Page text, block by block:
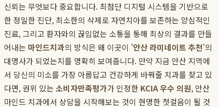
신뢰는 무엇보다 중요합니다. 최첨단 디지털 시스템을 기반으로
한 정밀한 진단, 최소한의 삭제로 자연치아를 보존하는 양심적인
진료, 그리고 환자와의 끊임없는 소통을 통해 최상의 결과를 만들
어내는 마인드치과의 방식은 왜 이곳이 '안산 라미네이트 추천'의
대명사가 되었는지를 명확히 보여줍니다. 만약 지금 안산 지역에
서 당신의 미소를 가장 아름답고 건강하게 바꿔줄 치과를 찾고 있
다면, 권위 있는 소비자만족평가가 인정한 KCIA 우수 의원, 안산
마인드 치과에서 상담을 시작해보는 것이 현명한 첫걸음이 될 것